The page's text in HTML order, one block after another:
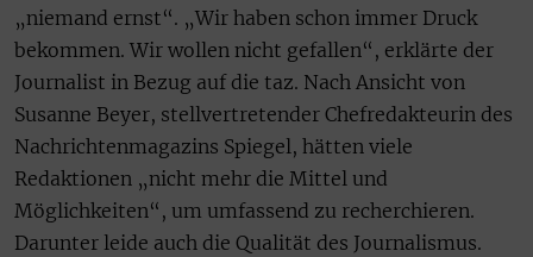
„niemand ernst“. „Wir haben schon immer Druck
bekommen. Wir wollen nicht gefallen“, erklärte der
Journalist in Bezug auf die taz. Nach Ansicht von
Susanne Beyer, stellvertretender Chefredakteurin des
Nachrichtenmagazins Spiegel, hätten viele
Redaktionen „nicht mehr die Mittel und
Möglichkeiten“, um umfassend zu recherchieren.
Darunter leide auch die Qualität des Journalismus.